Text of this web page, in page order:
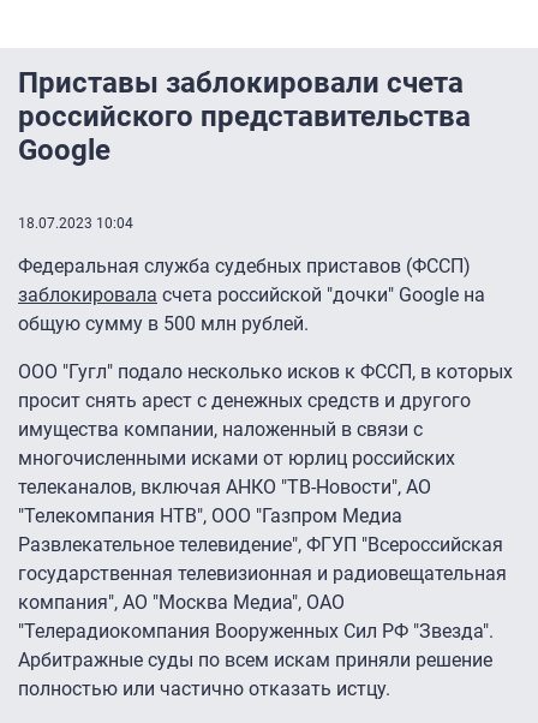
Приставы заблокировали счета
российского представительства
Google
18.07.2023 10:04
Федеральная служба судебных приставов (ФССП)
заблокировала счета российской "дочки" Google на
общую сумму в 500 млн рублей.
ООО "Гугл" подало несколько исков к ФССП, в которых
просит снять арест с денежных средств и другого
имущества компании, наложенный в связи с
многочисленными исками от юрлиц российских
телеканалов, включая АНКО "ТВ-Новости", АО
"Телекомпания НТВ", ООО "Газпром Медиа
Развлекательное телевидение", ФГУП "Всероссийская
государственная телевизионная и радиовещательная
компания", АО "Москва Медиа", ОАО
"Телерадиокомпания Вооруженных Сил РФ "Звезда".
Арбитражные суды по всем искам приняли решение
полностью или частично отказать истцу.